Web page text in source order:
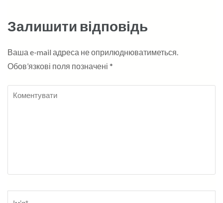
Залишити відповідь
Ваша e-mail адреса не оприлюднюватиметься.
Обов’язкові поля позначені *
Коментувати